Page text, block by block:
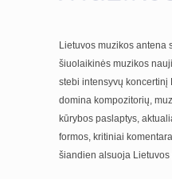
Lietuvos muzikos antena
šiuolaikinės muzikos
stebi intensyvų koncertinį
domina kompozitorių,
kūrybos paslaptys,
formos, kritiniai
šiandien alsuoja Lietuvos